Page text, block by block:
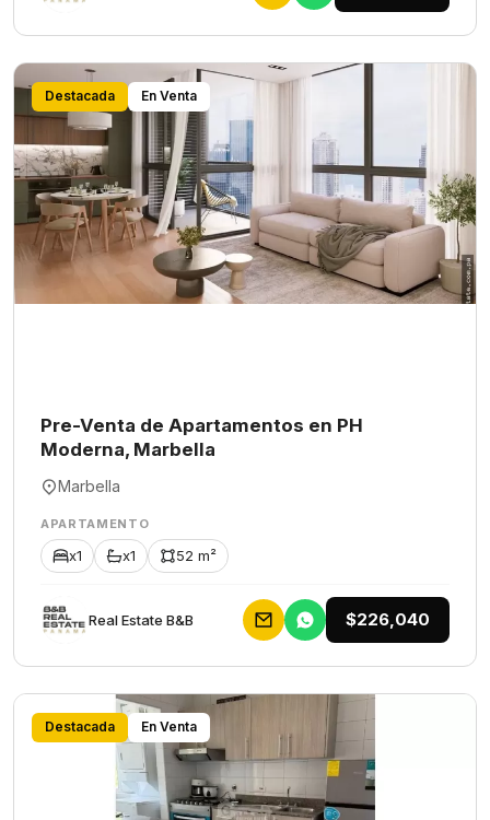
Destacada En Venta
Pre-Venta de Apartamentos en PH
Moderna, Marbella
Marbella
APARTAMENTO
x1 x1 52 m²
Rеаl Еstаtе В&В $226,040
Destacada En Venta